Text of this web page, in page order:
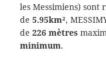
les Messimiens)
de5.95km²,
de226 mètres
minimum.